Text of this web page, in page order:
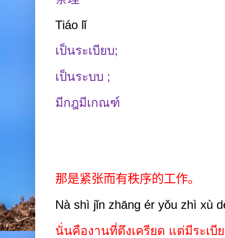
Tiáo lǐ
เป็นระเบียบ;
เป็นระบบ ;
มีกฎมีเกณฑ์
那是紧张而有秩序的工作。
Nà shì jǐn zhāng ér yǒu zhì xù
นั่นคืองานที่ตึงเครียด แต่มีระเบี